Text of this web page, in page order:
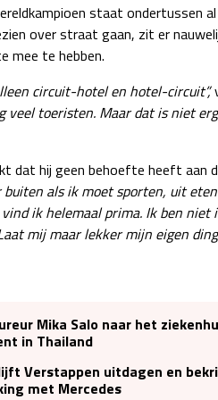
staat ondertussen
over straat gaan, zit er
mee te hebben.
circuit-hotel en hotel-circuit”,
veel toeristen. Maar dat is niet
dat hij geen behoefte heeft aan
buiten als ik moet sporten, uit
ik helemaal prima. Ik ben niet
mij maar lekker mijn eigen
Mika Salo naar het
in Thailand
Verstappen uitdagen en
met Mercedes